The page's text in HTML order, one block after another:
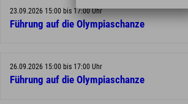
23.09.2026 15:00 bis 17:00 Uhr
Führung auf die Olympiaschanze
26.09.2026 15:00 bis 17:00 Uhr
Führung auf die Olympiaschanze